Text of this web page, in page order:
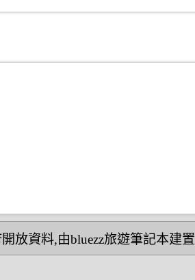
放資料,由bluezz旅遊筆記本建置